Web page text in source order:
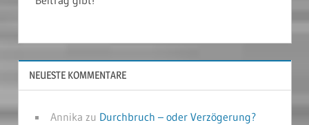
NEUESTE KOMMENTARE
Annika zu Durchbruch – oder Verzögerung?